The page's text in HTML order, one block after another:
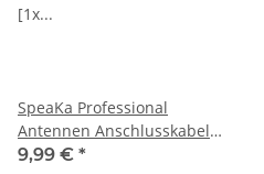
SpeaKa Professional
Antennen Anschlusskabel
[1x Antennenstecker 75 ? -
9,99 € *